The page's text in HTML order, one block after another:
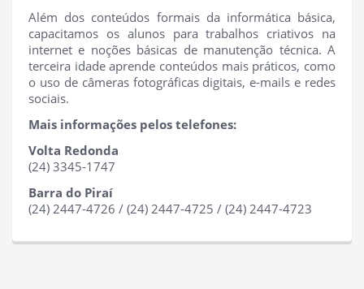
Além dos conteúdos formais da informática básica,
capacitamos os alunos para trabalhos criativos na
internet e noções básicas de manutenção técnica. A
terceira idade aprende conteúdos mais práticos, como
o uso de câmeras fotográficas digitais, e-mails e redes
sociais.
Mais informações pelos telefones:
Volta Redonda
(24) 3345-1747
Barra do Piraí
(24) 2447-4726 / (24) 2447-4725 / (24) 2447-4723